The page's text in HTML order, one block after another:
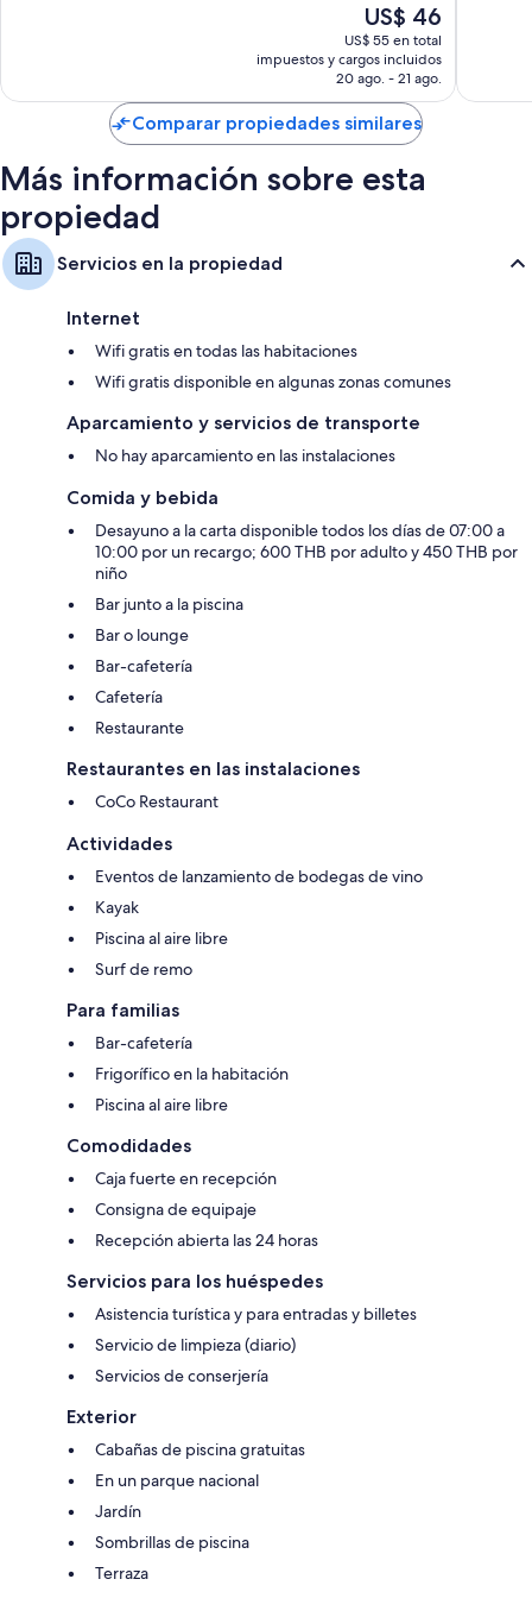
También se incluyen los siguientes servicios adicionales:
Baños con duchas y artículos de tocador gratuitos
Smart TV de 32 pulgadas con canales de televisión digitales
Balcones, refrigeradores y teteras/pavas eléctricas
El
precio
actual
es
de
US$ 46
US$ 46
US$ 55 en total
impuestos y cargos incluidos
20 ago. - 21 ago.
Comparar propiedades similares
Más información sobre esta
propiedad
Servicios en la propiedad
Internet
Wifi gratis en todas las habitaciones
Wifi gratis disponible en algunas zonas comunes
Aparcamiento y servicios de transporte
No hay aparcamiento en las instalaciones
Comida y bebida
Desayuno a la carta disponible todos los días de 07:00 a
10:00 por un recargo; 600 THB por adulto y 450 THB por
niño
Bar junto a la piscina
Bar o lounge
Bar-cafetería
Cafetería
Restaurante
Restaurantes en las instalaciones
CoCo Restaurant
Actividades
Eventos de lanzamiento de bodegas de vino
Kayak
Piscina al aire libre
Surf de remo
Para familias
Bar-cafetería
Frigorífico en la habitación
Piscina al aire libre
Comodidades
Caja fuerte en recepción
Consigna de equipaje
Recepción abierta las 24 horas
Servicios para los huéspedes
Asistencia turística y para entradas y billetes
Servicio de limpieza (diario)
Servicios de conserjería
Exterior
Cabañas de piscina gratuitas
En un parque nacional
Jardín
Sombrillas de piscina
Terraza